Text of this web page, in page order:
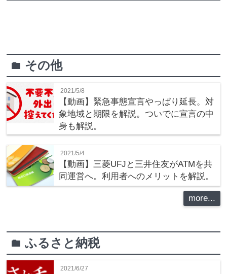
folder その他
2021/5/8
【動画】緊急事態宣言やっぱり延長。対
象地域と期限を解説。ついでに宣言の中
身も解説。
2021/5/4
【動画】三菱UFJと三井住友がATMを共
同運営へ。利用者へのメリットを解説。
more...
folderふるさと納税
2021/6/27